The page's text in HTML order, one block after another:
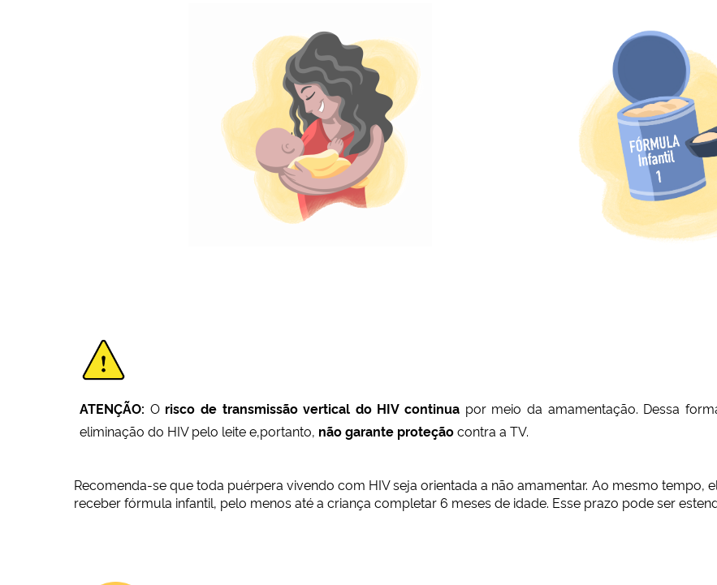
ATENÇÃO: O risco de transmissão vertical do HIV continua por meio da amamentação. Dessa
eliminação do HIV pelo leite e,portanto, não garante proteçãocontra a TV.
Recomenda-se que toda puérpera vivendo com HIV seja orientada a não amamentar. Ao mesmo tempo,
receber fórmula infantil, pelo menos até a criança completar 6 meses de idade. Esse prazo pode ser